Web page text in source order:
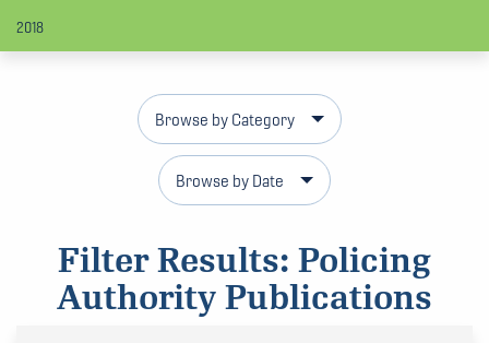
2018
Browse by Category
Browse by Date
Filter Results: Policing
Authority Publications